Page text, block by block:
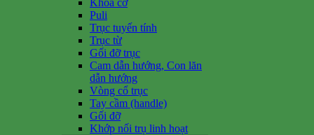
Khóa cơ
Puli
Trục tuyến tính
Trục từ
Gối đỡ trục
Cam dẫn hướng, Con lăn
dẫn hướng
Vòng cổ trục
Tay cầm (handle)
Gối đỡ
Khớp nối trụ linh hoạt